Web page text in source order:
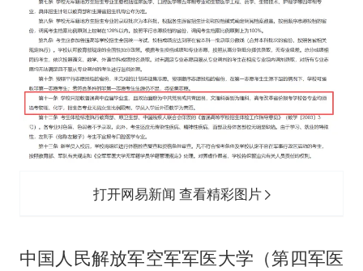
打开网易新闻 查看精彩图片
中国人民解放军空军军医大学（第四军医